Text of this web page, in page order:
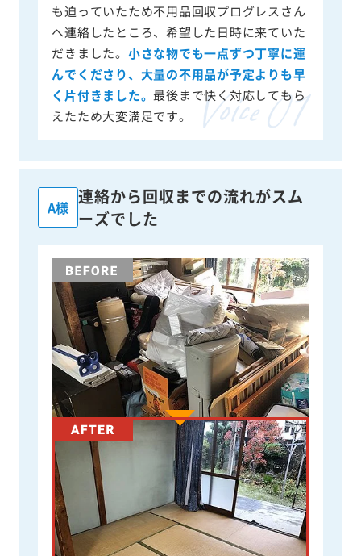
も迫っていたため不用品回収プログレスさん
へ連絡したところ、希望した日時に来ていた
だきました。 小さな物でも一点ずつ丁寧に運
んでくださり、大量の不用品が予定よりも早
く片付きました。 最後まで快く対応してもら
えたため大変満足です。
A様
連絡から回収までの流れがスム
ーズでした